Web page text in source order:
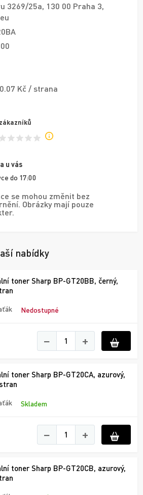
3269/25a, 130 00 Praha 3,
Kč / strana
zákazníků
u vás
do 17:00
se mohou změnit bez
Obrázky mají pouze
nabídky
toner Sharp BP-GT20BB, černý,
Nedostupné
− +
toner Sharp BP-GT20CA, azurový,
Skladem
− +
toner Sharp BP-GT20CB, azurový,